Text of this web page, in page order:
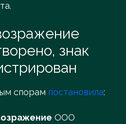
знак
спорам постановила:
ООО